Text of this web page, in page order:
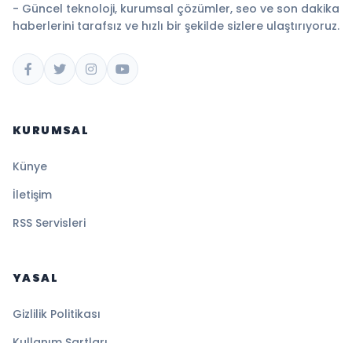
- Güncel teknoloji, kurumsal çözümler, seo ve son dakika
haberlerini tarafsız ve hızlı bir şekilde sizlere ulaştırıyoruz.
KURUMSAL
Künye
İletişim
RSS Servisleri
YASAL
Gizlilik Politikası